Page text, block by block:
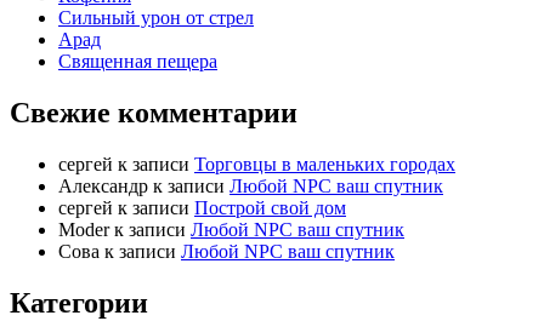
Cильный урон от стрел
Арад
Священная пещера
Свежие комментарии
cергей к записи Торговцы в маленьких городах
Александр к записи Любой NPC ваш спутник
cергей к записи Построй свой дом
Moderк записи Любой NPC ваш спутник
Сова к записи Любой NPC ваш спутник
Категории